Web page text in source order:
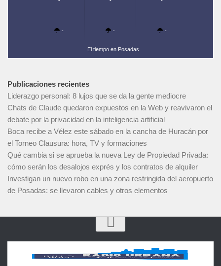
- - -
El tiempo en Posadas
Publicaciones recientes
Liderazgo personal: 8 lujos que se da la gente mediocre
Chats de Claude quedaron expuestos en la Web y reavivaron el
debate por la privacidad en la inteligencia artificial
Boca recibe a Vélez este sábado en la cancha de Huracán por
el Torneo Clausura: hora, TV y formaciones
Qué cambia si se aprueba la nueva Ley de Propiedad Privada:
cómo serán los desalojos exprés y los contratos de alquiler
Investigan un nuevo robo en una zona restringida del aeropuerto
de Posadas: se llevaron cables y otros elementos